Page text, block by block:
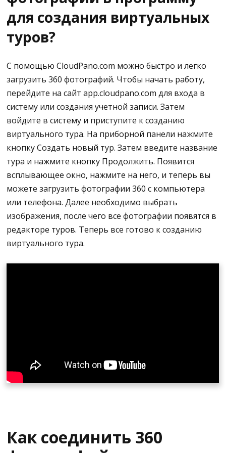
синтезируется.
После съемки щелкните в левом нижнем углу и
перейдите к тем изображениям, которые не
находятся в камере. Просто нажмите на
изображение, и оно будет отправлено на
устройство или на телефон.
Как загрузить данные с телефона в
CloudPano
После переноса изображений на телефон они
будут находиться в папке телефона.
Перейдите на сайт app.cloudpano.com с
помощью мобильного браузера.
Загрузите 360 фотографий, которые вы только
что сделали.
Теперь вы можете отредактировать свой тур
для создания виртуальных
туров?
С помощью CloudPano.com можно быстро и легко
загрузить 360 фотографий. Чтобы начать работу,
перейдите на сайт app.cloudpano.com для входа в
систему или создания учетной записи. Затем
войдите в систему и приступите к созданию
виртуального тура. На приборной панели нажмите
кнопку Создать новый тур. Затем введите название
тура и нажмите кнопку Продолжить. Появится
всплывающее окно, нажмите на него, и теперь вы
можете загрузить фотографии 360 с компьютера
или телефона. Далее необходимо выбрать
изображения, после чего все фотографии появятся в
редакторе туров. Теперь все готово к созданию
виртуального тура.
Как соединить 360